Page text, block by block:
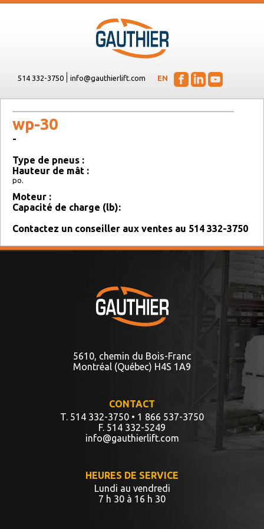
514 332-3750 info@gauthierlift.com EN
wp-30
-
Type de pneus :
Hauteur de mât :
po.
Moteur :
Capacité de charge (lb):
Contactez un conseiller aux ventes au 514 332-3750
5610, chemin du Bois-Franc
Montréal (Québec) H4S 1A9
CONTACT
T. 514 332-3750 • 1 866 537-3750
F. 514 332-5249
info@gauthierlift.com
HEURES DE SERVICE
Lundi au vendredi
7 h 30 à 16 h 30